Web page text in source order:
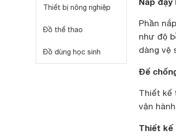
Thiết bị nông nghiệp
Đồ thể thao
Đồ dùng học sinh
Phần
như độ
dàng vệ
Đế
Thiết kế
vận
Thiết kế